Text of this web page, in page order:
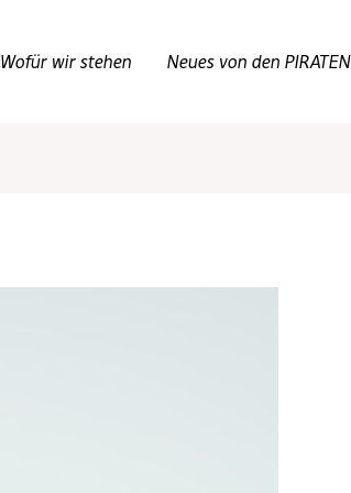
Wofür wir stehen Neues von den PIRATEN